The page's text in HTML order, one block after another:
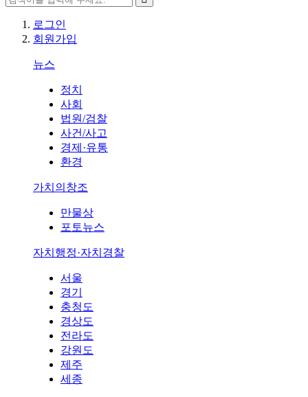
로그인
회원가입
뉴스
정치
사회
법원/검찰
사건/사고
경제·유통
환경
가치의창조
만물상
포토뉴스
자치행정·자치경찰
서울
경기
충청도
경상도
전라도
강원도
제주
세종